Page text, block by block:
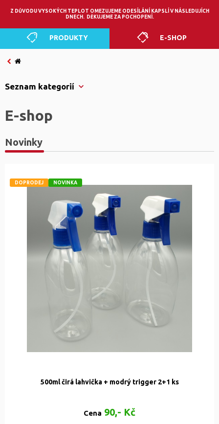
Z DŮVODU VYSOKÝCH TEPLOT OMEZUJEME ODESÍLÁNÍ KAPSLÍ V NÁSLEDUJÍCH
DNECH. DĚKUJEME ZA POCHOPENÍ.
0
PRODUKTY E-SHOP
Seznam kategorií
E-shop
Novinky
DOPRODEJ NOVINKA
500ml čirá lahvička + modrý trigger 2+1 ks
Cena 90,- Kč